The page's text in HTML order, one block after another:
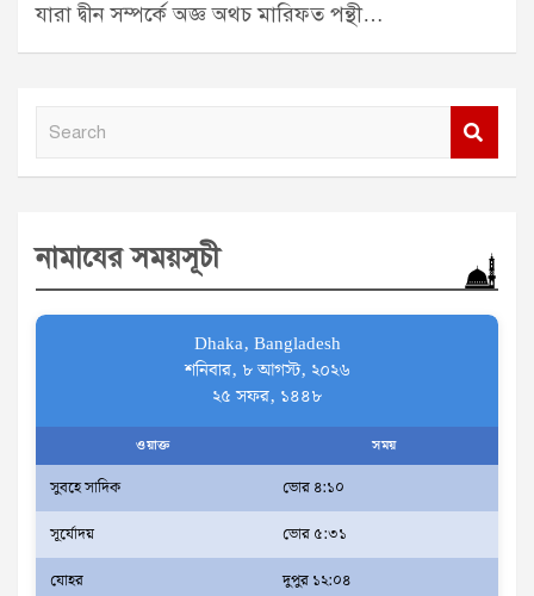
যারা দ্বীন সম্পর্কে অজ্ঞ অথচ মারিফত পন্থী…
c
h
নামাযের সময়সূচী
Dhaka, Bangladesh
শনিবার, ৮ আগস্ট, ২০২৬
২৫ সফর, ১৪৪৮
ওয়াক্ত সময়
সুবহে সাদিক
ভোর ৪:১০
সূর্যোদয়
ভোর ৫:৩১
যোহর
দুপুর ১২:০৪